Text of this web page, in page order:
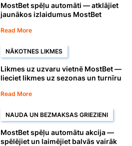
MostBet spēļu automāti — atklājiet
jaunākos izlaidumus MostBet
Read More
NĀKOTNES LIKMES
Likmes uz uzvaru vietnē MostBet —
lieciet likmes uz sezonas un turnīru
Read More
NAUDA UN BEZMAKSAS GRIEZIENI
MostBet spēļu automātu akcija —
spēlējiet un laimējiet balvās vairāk